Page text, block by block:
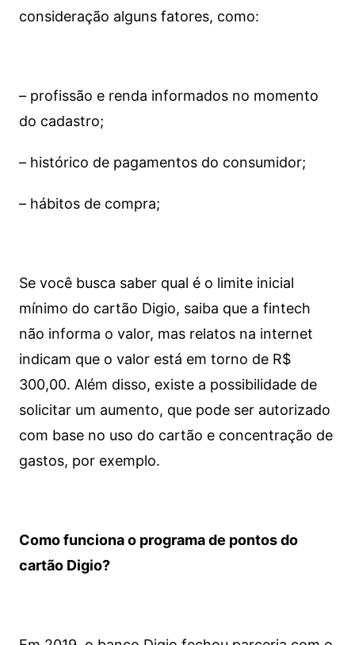
consideração alguns fatores, como:
– profissão e renda informados no momento
do cadastro;
– histórico de pagamentos do consumidor;
– hábitos de compra;
Se você busca saber qual é o limite inicial
mínimo do cartão Digio, saiba que a fintech
não informa o valor, mas relatos na internet
indicam que o valor está em torno de R$
300,00. Além disso, existe a possibilidade de
solicitar um aumento, que pode ser autorizado
com base no uso do cartão e concentração de
gastos, por exemplo.
Como funciona o programa de pontos do
cartão Digio?